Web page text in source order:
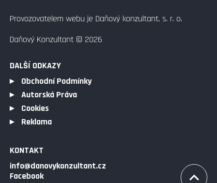
Provozovatelem webu je Daňový konzultant, s. r. o.
Daňový Konzultant © 2026
DALŠÍ ODKAZY
Obchodní Podmínky
Autorská Práva
Cookies
Reklama
KONTAKT
info@danovykonzultant.cz
Facebook